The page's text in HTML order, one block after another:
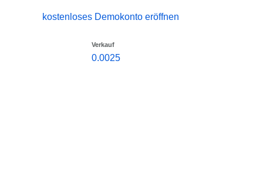
kostenloses Demokonto eröffnen
Verkauf
0.0025